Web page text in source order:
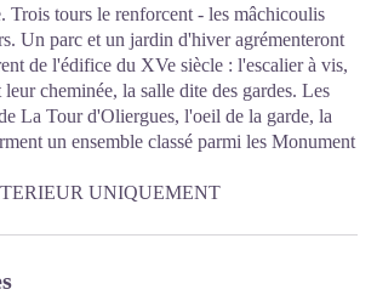
Trois tours le renforcent - les mâchicoulis
Un parc et un jardin d'hiver agrémenteront
de l'édifice du XVe siècle : l'escalier à vis,
leur cheminée, la salle dite des gardes. Les
La Tour d'Oliergues, l'oeil de la garde, la
un ensemble classé parmi les Monument
UNIQUEMENT